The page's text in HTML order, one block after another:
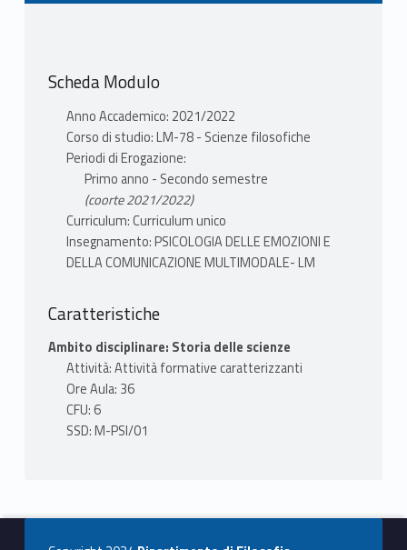
nell’apprendimento, nella politica, nell’arte, la
Processi cognitivi, affettivi e relazionali
implicati nella comunicazione in tutte le sue
modalità corporee (parole e frasi, prosodia e
intonazione, gesti, espressione facciale,
sguardo, contatto fisico, postura,
prossemica, musica) e tecnologiche. Analisi e
detezione della comunicazione sincera e
suoi usi nell’interazione interpersonale, sul
spettacolo
TESTI ADOTTATI
Scheda Modulo
Anno Accademico: 2021/2022
Corso di studio: LM-78 - Scienze filosofiche
Periodi di Erogazione:
Primo anno - Secondo semestre
(coorte 2021/2022)
Curriculum: Curriculum unico
Insegnamento: PSICOLOGIA DELLE EMOZIONI E
DELLA COMUNICAZIONE MULTIMODALE- LM
Caratteristiche
Ambito disciplinare: Storia delle scienze
Attività: Attività formative caratterizzanti
Ore Aula: 36
CFU: 6
SSD: M-PSI/01